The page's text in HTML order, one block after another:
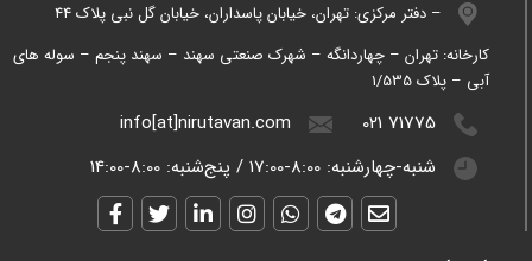
دفتر مرکزی: تهران، خیابان پاسداران، خیابان گل نبی پلاک 44 –
کارخانه: تهران – چهاردانگه – شهرک صنعتی سهند – سهند پنجم – سوله های
آبی – پلاک 1/535
info[at]nirutavan.com
021 71775
شنبه-چهارشنبه: 8:00-17:00
/ پنج‌شنبه: 8:00-14:00